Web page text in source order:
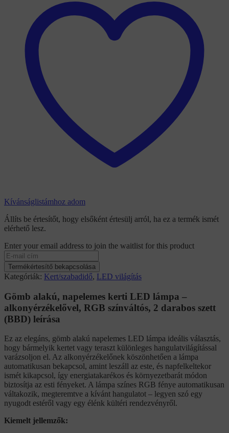
Kívánságlistámhoz adom
Állíts be értesítőt, hogy elsőként értesülj arról, ha ez a termék ismét
elérhető lesz.
Enter your email address to join the waitlist for this product
Termékértesítő bekapcsolása
Kategóriák: Kert/szabadidő, LED világítás
Gömb alakú, napelemes kerti LED lámpa –
alkonyérzékelővel, RGB színváltós, 2 darabos szett
(BBD) leírása
Ez az elegáns, gömb alakú napelemes LED lámpa ideális választás,
hogy bármelyik kertet vagy teraszt különleges hangulatvilágítással
varázsoljon el. Az alkonyérzékelőnek köszönhetően a lámpa
automatikusan bekapcsol, amint leszáll az este, és napfelkeltekor
ismét kikapcsol, így energiatakarékos és környezetbarát módon
biztosítja az esti fényeket. A lámpa színes RGB fénye automatikusan
váltakozik, megteremtve a kívánt hangulatot – legyen szó egy
nyugodt estéről vagy egy élénk kültéri rendezvényről.
Kiemelt jellemzők: